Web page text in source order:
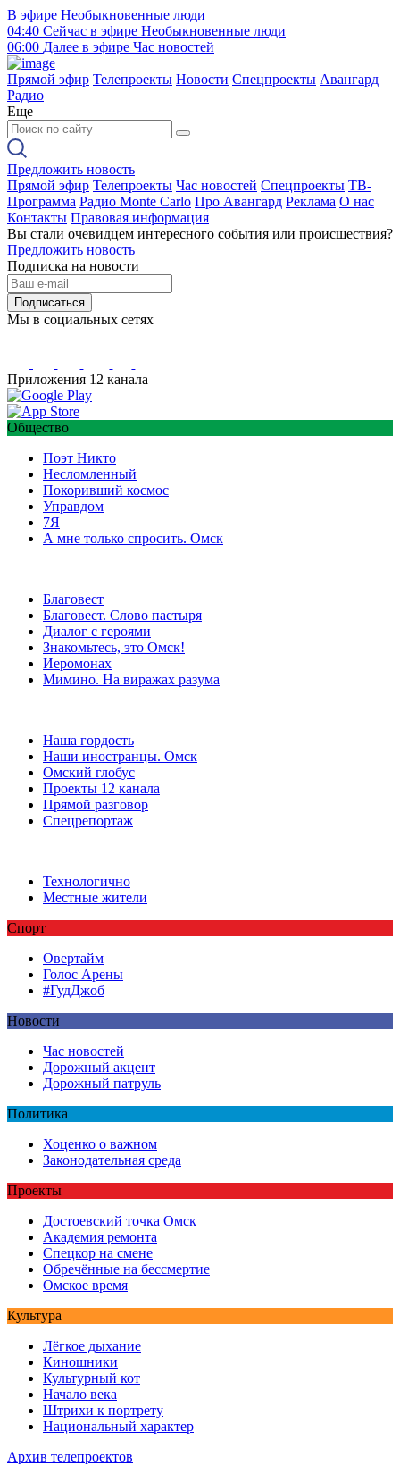
В эфире Необыкновенные люди
04:40 Сейчас в эфире Необыкновенные люди
06:00 Далее в эфире Час новостей
Прямой эфир Телепроекты Новости Спецпроекты Авангард
Радио
Еще
Предложить новость
Прямой эфир Телепроекты Час новостей Спецпроекты ТВ-
Программа Радио Monte Carlo Про Авангард Реклама О нас
Контакты Правовая информация
Вы стали очевидцем интересного события или происшествия?
Предложить новость
Подписка на новости
Подписаться
Мы в социальных сетях
Приложения 12 канала
Общество
Поэт Никто
Несломленный
Покоривший космос
Управдом
7Я
А мне только спросить. Омск
Благовест
Благовест. Слово пастыря
Диалог с героями
Знакомьтесь, это Омск!
Иеромонах
Мимино. На виражах разума
Наша гордость
Наши иностранцы. Омск
Омский глобус
Проекты 12 канала
Прямой разговор
Спецрепортаж
Технологично
Местные жители
Спорт
Овертайм
Голос Арены
#ГудДжоб
Новости
Час новостей
Дорожный акцент
Дорожный патруль
Политика
Хоценко о важном
Законодательная среда
Проекты
Достоевский точка Омск
Академия ремонта
Спецкор на смене
Обречённые на бессмертие
Омское время
Культура
Лёгкое дыхание
Киношники
Культурный кот
Начало века
Штрихи к портрету
Национальный характер
Архив телепроектов